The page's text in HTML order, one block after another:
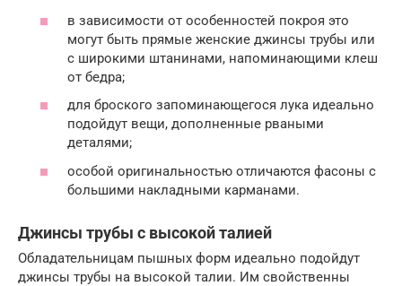
в зависимости от особенностей покроя это
могут быть прямые женские джинсы трубы или
с широкими штанинами, напоминающими клеш
от бедра;
для броского запоминающегося лука идеально
подойдут вещи, дополненные рваными
деталями;
особой оригинальностью отличаются фасоны с
большими накладными карманами.
Джинсы трубы с высокой талией
Обладательницам пышных форм идеально подойдут
джинсы трубы на высокой талии. Им свойственны